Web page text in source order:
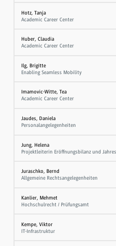
Hotz, Tanja
Academic Career Center
Huber, Claudia
Academic Career Center
Ilg, Brigitte
Enabling Seamless Mobility
Imamovic-Witte, Tea
Academic Career Center
Jaudes, Daniela
Personalangelegenheiten
Jung, Helena
Projektleiterin Eröffnungsbilanz und
Juraschko, Bernd
Allgemeine Rechtsangelegenheiten
Kanlier, Mehmet
Hochschulrecht / Prüfungsamt
Kempe, Viktor
IT-Infrastruktur